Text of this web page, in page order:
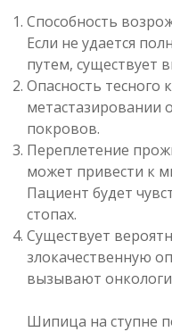
Способность
Если не удается
путем, существует
Опасность тесного
метастазировании
покровов.
Переплетение
может привести к
Пациент будет
стопах.
Существует
злокачественную
вызывают
Шипица на ступне